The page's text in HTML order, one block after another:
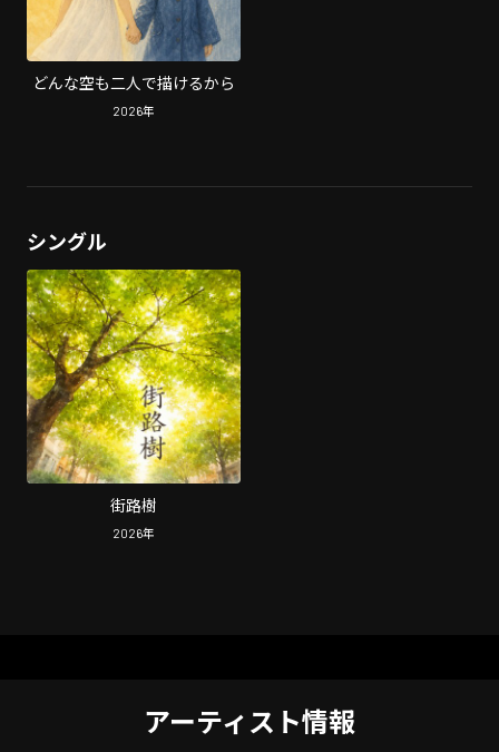
どんな空も二人で描けるから
2026年
シングル
街路樹
2026年
アーティスト情報